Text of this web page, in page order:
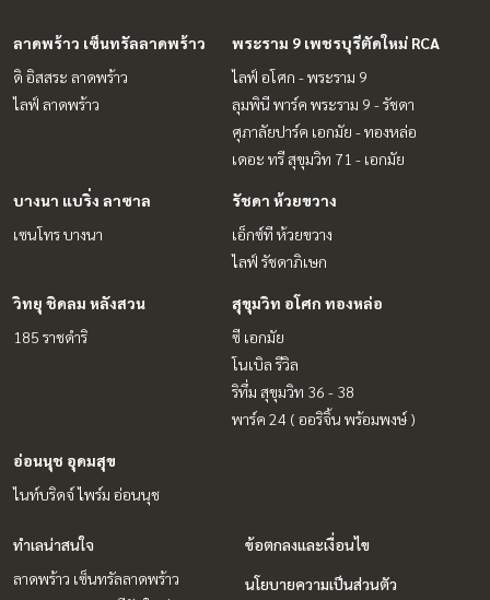
ลาดพร้าว เซ็นทรัลลาดพร้าว
ดิ อิสสระ ลาดพร้าว
ไลฟ์ ลาดพร้าว
พระราม 9 เพชรบุรีตัดใหม่ RCA
ไลฟ์ อโศก - พระราม 9
ลุมพินี พาร์ค พระราม 9 - รัชดา
ศุภาลัยปาร์ค เอกมัย - ทองหล่อ
เดอะ ทรี สุขุมวิท 71 - เอกมัย
บางนา แบริ่ง ลาซาล
เซนโทร บางนา
รัชดา ห้วยขวาง
เอ็กซ์ที ห้วยขวาง
ไลฟ์ รัชดาภิเษก
วิทยุ ชิดลม หลังสวน
185 ราชดำริ
สุขุมวิท อโศก ทองหล่อ
ซี เอกมัย
โนเบิล รีวิล
ริทึ่ม สุขุมวิท 36 - 38
พาร์ค 24 ( ออริจิ้น พร้อมพงษ์ )
อ่อนนุช อุดมสุข
ไนท์บริดจ์ ไพร์ม อ่อนนุช
ทำเลน่าสนใจ
ลาดพร้าว เซ็นทรัลลาดพร้าว
ข้อตกลงและเงื่อนไข
นโยบายความเป็นส่วนตัว